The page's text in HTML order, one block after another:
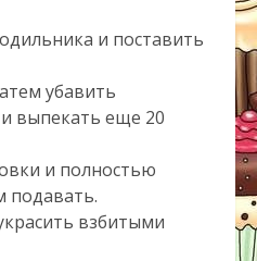
и поставить
убавить
выпекать еще 20
и полностью
подавать.
взбитыми